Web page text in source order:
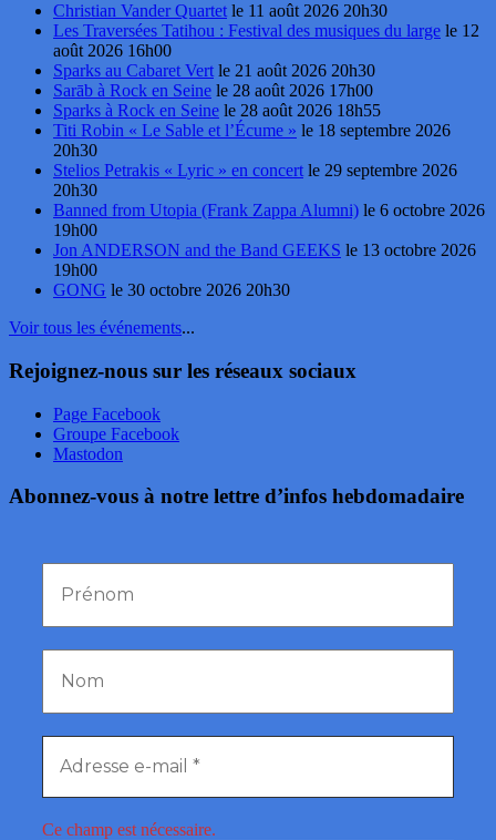
Christian Vander Quartet le 11 août 2026 20h30
Les Traversées Tatihou : Festival des musiques du large le 12
août 2026 16h00
Sparks au Cabaret Vert le 21 août 2026 20h30
Sarāb à Rock en Seine le 28 août 2026 17h00
Sparks à Rock en Seine le 28 août 2026 18h55
Titi Robin « Le Sable et l’Écume » le 18 septembre 2026
20h30
Stelios Petrakis « Lyric » en concert le 29 septembre 2026
20h30
Banned from Utopia (Frank Zappa Alumni) le 6 octobre 2026
19h00
Jon ANDERSON and the Band GEEKS le 13 octobre 2026
19h00
GONG le 30 octobre 2026 20h30
Voir tous les événements...
Rejoignez-nous sur les réseaux sociaux
Page Facebook
Groupe Facebook
Mastodon
Abonnez-vous à notre lettre d’infos hebdomadaire
Ce champ est nécessaire.